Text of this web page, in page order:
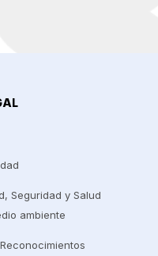
Seguridad y Salud
ambiente